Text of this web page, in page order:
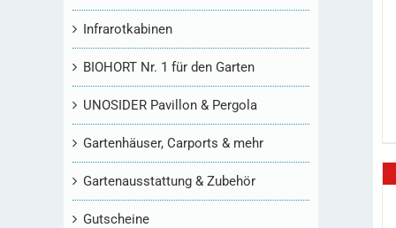
Infrarotkabinen
BIOHORT Nr. 1 für den Garten
UNOSIDER Pavillon & Pergola
Gartenhäuser, Carports & mehr
Gartenausstattung & Zubehör
Gutscheine